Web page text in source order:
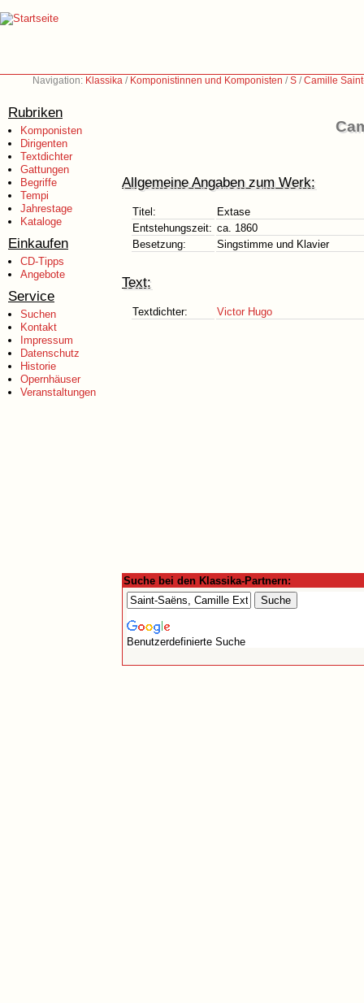
Navigation: Klassika / Komponistinnen und Komponisten /S /Camille
Rubriken
Komponisten
Dirigenten
Textdichter
Gattungen
Begriffe
Tempi
Jahrestage
Kataloge
Einkaufen
CD-Tipps
Angebote
Service
Suchen
Kontakt
Impressum
Datenschutz
Historie
Opernhäuser
Veranstaltungen
Allgemeine Angaben zum Werk:
Titel:
Extase
Entstehungszeit: ca. 1860
Besetzung:
Singstimme und Klavier
Text:
Textdichter: Victor Hugo
Suche bei den Klassika-Partnern:
Benutzerdefinierte Suche